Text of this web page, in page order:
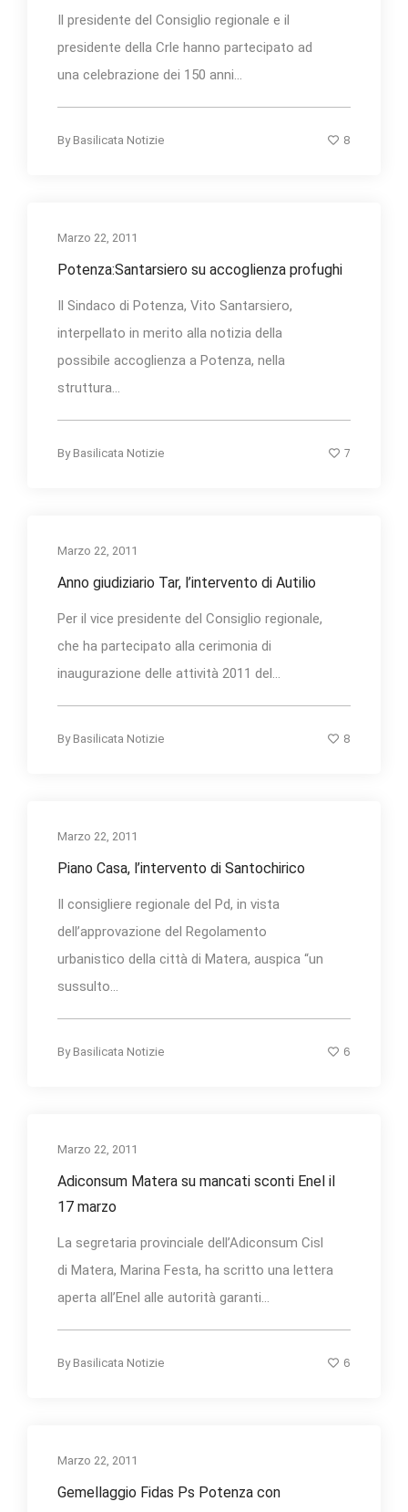
Il presidente del Consiglio regionale e il
presidente della Crle hanno partecipato ad
una celebrazione dei 150 anni...
By Basilicata Notizie 8
Marzo 22, 2011
Potenza:Santarsiero su accoglienza profughi
Il Sindaco di Potenza, Vito Santarsiero,
interpellato in merito alla notizia della
possibile accoglienza a Potenza, nella
struttura...
By Basilicata Notizie 7
Marzo 22, 2011
Anno giudiziario Tar, l’intervento di Autilio
Per il vice presidente del Consiglio regionale,
che ha partecipato alla cerimonia di
inaugurazione delle attività 2011 del...
By Basilicata Notizie 8
Marzo 22, 2011
Piano Casa, l’intervento di Santochirico
Il consigliere regionale del Pd, in vista
dell’approvazione del Regolamento
urbanistico della città di Matera, auspica “un
sussulto...
By Basilicata Notizie 6
Marzo 22, 2011
Adiconsum Matera su mancati sconti Enel il
17 marzo
La segretaria provinciale dell’Adiconsum Cisl
di Matera, Marina Festa, ha scritto una lettera
aperta all’Enel alle autorità garanti...
By Basilicata Notizie 6
Marzo 22, 2011
Gemellaggio Fidas Ps Potenza con